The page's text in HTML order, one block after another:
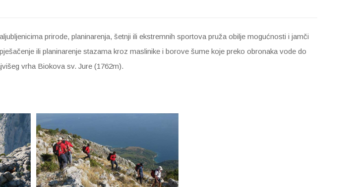
prirode, planinarenja, šetnji ili ekstremnih sportova pruža obilje mogućnosti i jamči
ili planinarenje stazama kroz maslinike i borove šume koje preko obronaka vode do
vrha Biokova sv. Jure (1762m).